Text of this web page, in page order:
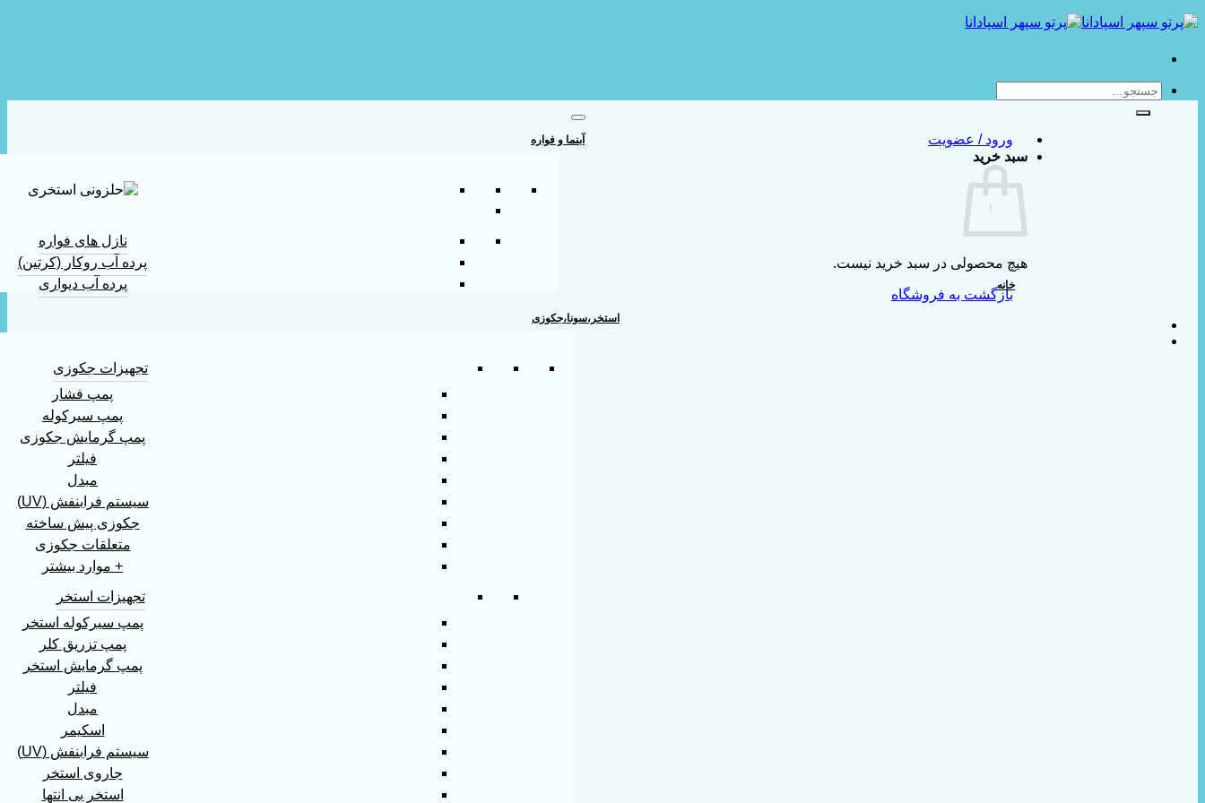
Skip
to
جستجو
ورود / عضویت
سبد خرید
هیچ محصولی در سبد خرید نیست.
بازگشت به فروشگاه
خانه
آبنما و فواره
نازل های فواره
پرده آب روکار (کرتین)
پرده آب دیواری
استخر،سونا،جکوزی
تجهیزات جکوزی
پمپ فشار
پمپ سیرکوله
پمپ گرمایش جکوزی
فیلتر
مبدل
سیستم فرابنفش (UV)
جکوزی پیش ساخته
متعلقات جکوزی
+ موارد بیشتر
تجهیزات استخر
پمپ سیرکوله استخر
پمپ تزریق کلر
پمپ گرمایش استخر
فیلتر
مبدل
اسکیمر
سیستم فرابنفش (UV)
جاروی استخر
استخر بی انتها